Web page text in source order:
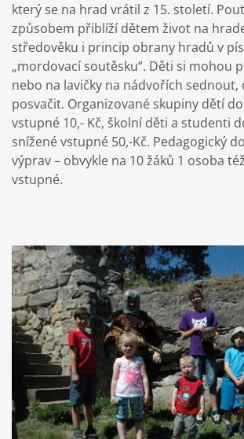
který se na hrad vrátil z 15. století.
způsobem přiblíží dětem život na
středověku i princip obrany hradů v
„mordovací soutěsku“. Děti si mohou
nebo na lavičky na nádvořích
posvačit. Organizované skupiny dětí
vstupné 10,- Kč, školní děti a studenti
snížené vstupné 50,-Kč. Pedagogický
výprav – obvykle na 10 žáků 1 osoba
vstupné.